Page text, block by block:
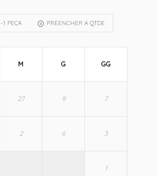
-1 PEÇA PREENCHER A QTDE
M G GG